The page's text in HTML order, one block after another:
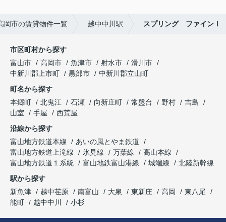
岡市の賃貸物件一覧 越中中川駅 スプリング ファインⅠ
市区町村から探す
富山市
高岡市 魚津市 射水市
滑川市
中新川郡上市町
黒部市
中新川郡立山町
町名から探す
本郷町
北鬼江 石瀬 向新庄町 常盤台 野村
吉島
山室
手屋
西荒屋
沿線から探す
富山地方鉄道本線
あいの風とやま鉄道
富山地方鉄道上滝線
氷見線 万葉線
高山本線
富山地方鉄道１系統
富山地鉄富山港線 城端線
北陸新幹線
駅から探す
新魚津
越中荏原 南富山 大泉 東新庄 高岡
東八尾
能町
越中中川 小杉